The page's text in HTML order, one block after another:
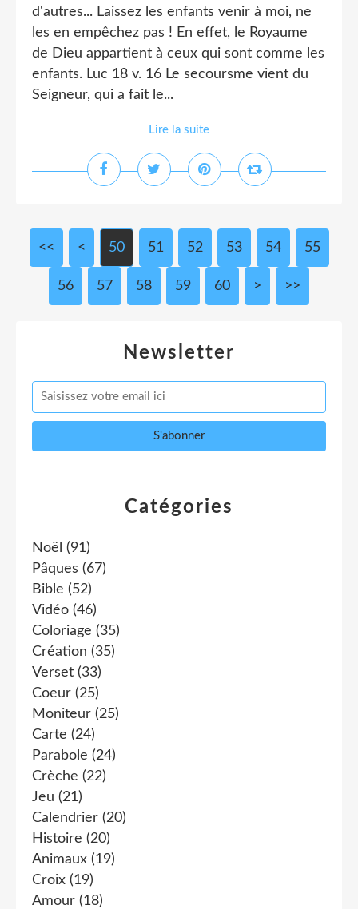
d'autres... Laissez les enfants venir à moi, ne
les en empêchez pas ! En effet, le Royaume
de Dieu appartient à ceux qui sont comme les
enfants. Luc 18 v. 16 Le secoursme vient du
Seigneur, qui a fait le...
Lire la suite
<< < 10
20
30
40
50 51 52 53 54 55
56 57 58 59 60 70
80
90
100
> >>
Newsletter
Catégories
Noël (91)
Pâques (67)
Bible (52)
Vidéo (46)
Coloriage (35)
Création (35)
Verset (33)
Coeur (25)
Moniteur (25)
Carte (24)
Parabole (24)
Crèche (22)
Jeu (21)
Calendrier (20)
Histoire (20)
Animaux (19)
Croix (19)
Amour (18)